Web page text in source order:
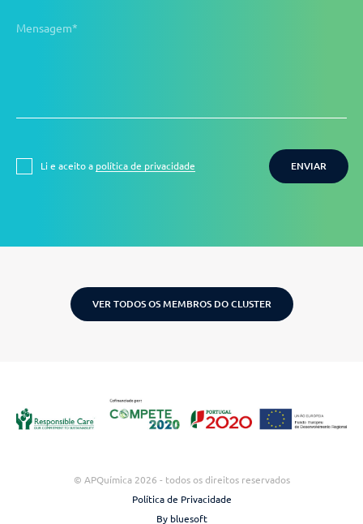
Mensagem*
Li e aceito a política de privacidade ENVIAR
VER TODOS OS MEMBROS DO CLUSTER
© APQuímica 2026 - todos os direitos reservados
Política de Privacidade
By bluesoft